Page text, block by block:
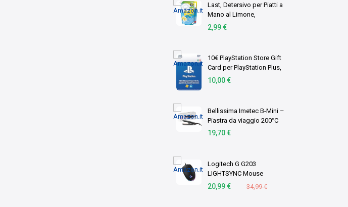
Last, Detersivo per Piatti a
Mano al Limone,
Neutralizza gli Odori,
2,99 €
10€ PlayStation Store Gift
Card per PlayStation Plus,
Account italiano [Codice
10,00 €
Bellissima Imetec B-Mini –
Piastra da viaggio 200°C
19,70 €
Logitech G G203
LIGHTSYNC Mouse
Gaming con Illuminazione
20,99 € 34,99 €